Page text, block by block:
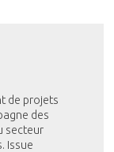
de projets
des
secteur
Issue